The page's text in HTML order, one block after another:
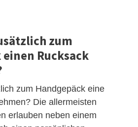
zum
Rucksack
zum Handgepäck eine
Die allermeisten
erlauben neben einem